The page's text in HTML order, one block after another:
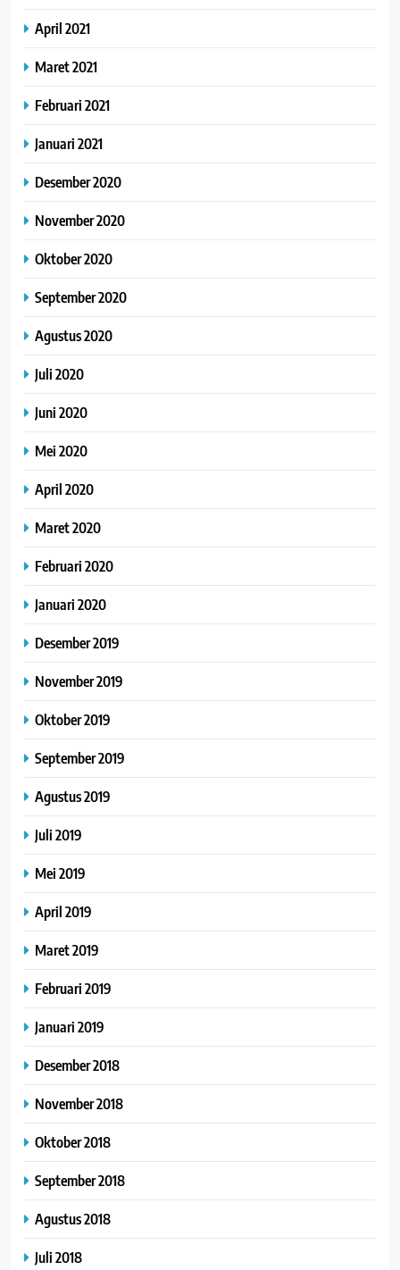
April 2021
Maret 2021
Februari 2021
Januari 2021
Desember 2020
November 2020
Oktober 2020
September 2020
Agustus 2020
Juli 2020
Juni 2020
Mei 2020
April 2020
Maret 2020
Februari 2020
Januari 2020
Desember 2019
November 2019
Oktober 2019
September 2019
Agustus 2019
Juli 2019
Mei 2019
April 2019
Maret 2019
Februari 2019
Januari 2019
Desember 2018
November 2018
Oktober 2018
September 2018
Agustus 2018
Juli 2018